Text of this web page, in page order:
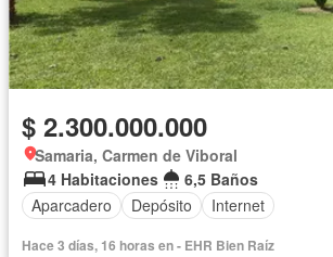
$ 2.300.000.000
Samaria, Carmen de Viboral
4 Habitaciones
6,5 Baños
Aparcadero
Depósito Internet
Hace 3 días, 16 horas en - EHR Bien Raíz